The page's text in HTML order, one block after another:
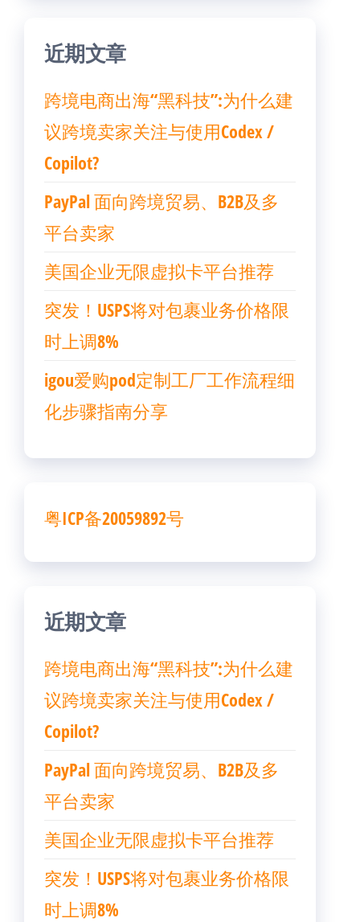
近期文章
跨境电商出海“黑科技”:为什么建
议跨境卖家关注与使用Codex /
Copilot?
PayPal 面向跨境贸易、B2B及多
平台卖家
美国企业无限虚拟卡平台推荐
突发！USPS将对包裹业务价格限
时上调8%
igou爱购pod定制工厂工作流程细
化步骤指南分享
粤ICP备20059892号
近期文章
跨境电商出海“黑科技”:为什么建
议跨境卖家关注与使用Codex /
Copilot?
PayPal 面向跨境贸易、B2B及多
平台卖家
美国企业无限虚拟卡平台推荐
突发！USPS将对包裹业务价格限
时上调8%